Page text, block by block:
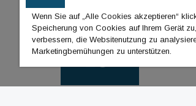
Wenn Sie auf „Alle Cookies akzeptieren“
Speicherung von Cookies auf Ihrem Gerät
verbessern, die Websitenutzung zu
Marketingbemühungen zu unterstützen.